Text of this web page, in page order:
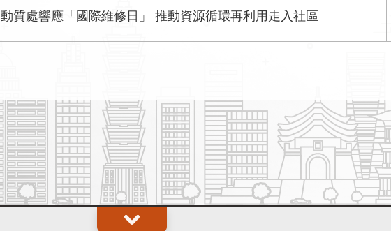
動質處響應「國際維修日」 推動資源循環再利用走入社區